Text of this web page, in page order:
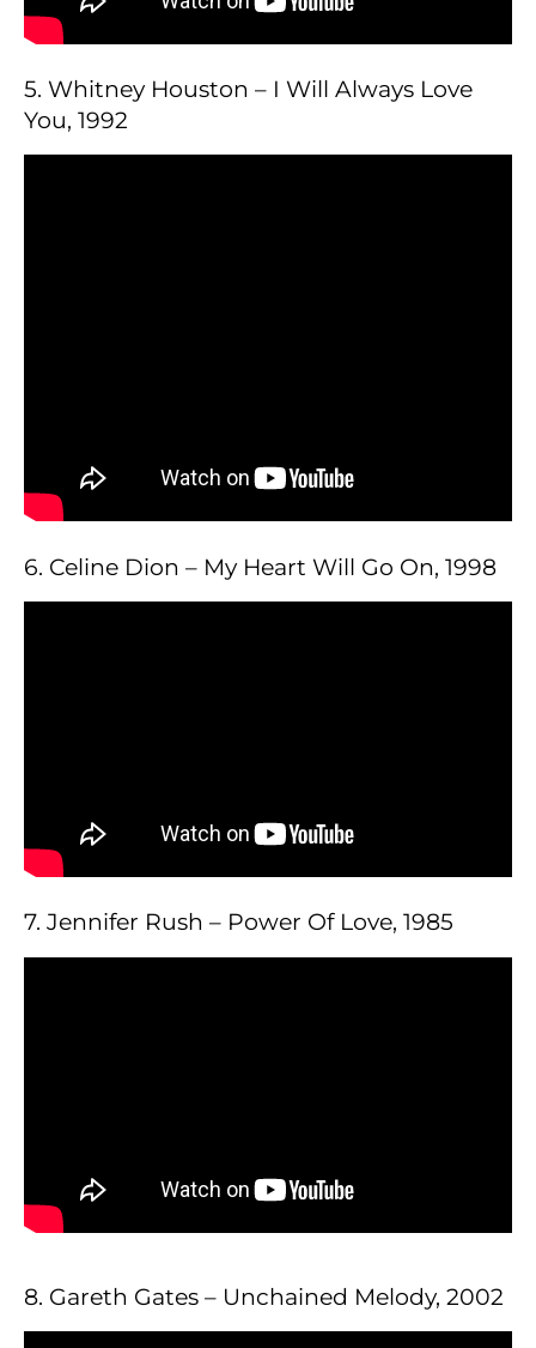
5. Whitney Houston – I Will Always Love
You, 1992
6. Celine Dion – My Heart Will Go On, 1998
7. Jennifer Rush – Power Of Love, 1985
8. Gareth Gates – Unchained Melody, 2002